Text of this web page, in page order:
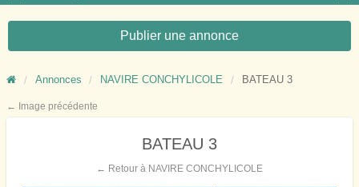
Publier une annonce
Annonces NAVIRE CONCHYLICOLE BATEAU 3
← Image précédente
BATEAU 3
← Retour à NAVIRE CONCHYLICOLE